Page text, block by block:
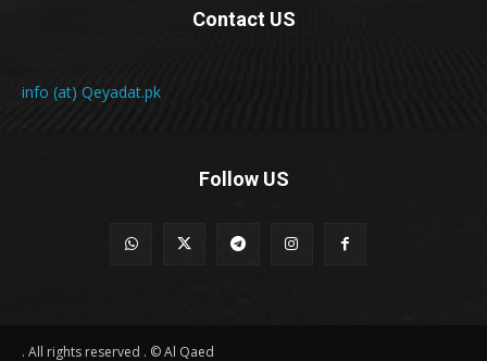
Contact US
info (at) Qeyadat.pk
Follow US
All rights reserved . © Al Qaed .